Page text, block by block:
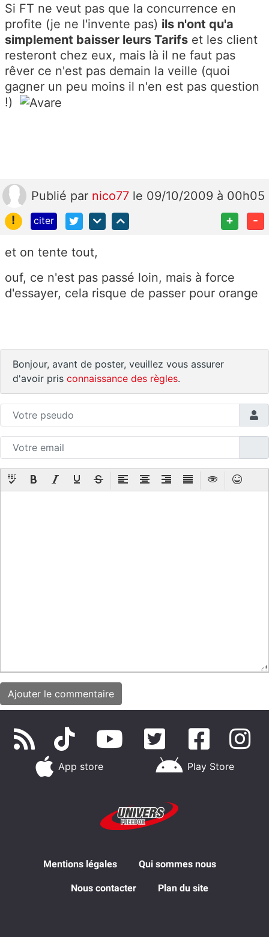
Si FT ne veut pas que la concurrence en
profite (je ne l'invente pas) ils n'ont qu'a
simplement baisser leurs Tarifs et les client
resteront chez eux, mais là il ne faut pas
rêver ce n'est pas demain la veille (quoi
gagner un peu moins il n'en est pas question
!)
Publié par nico77 le 09/10/2009 à 00h05
!
citer + -
et on tente tout,
ouf, ce n'est pas passé loin, mais à force
d'essayer, cela risque de passer pour orange
Bonjour, avant de poster, veuillez vous assurer
d'avoir pris connaissance des règles.
App store Play Store
Mentions légales Qui sommes nous
Nous contacter Plan du site